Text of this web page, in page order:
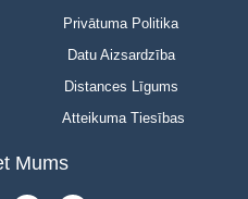
Privātuma Politika
Datu Aizsardzība
Distances Līgums
Atteikuma Tiesības
Mums